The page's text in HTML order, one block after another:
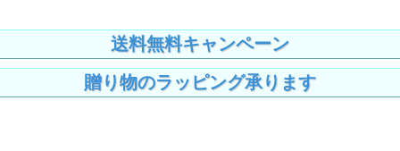
送料無料キャンペーン
贈り物のラッピング承ります